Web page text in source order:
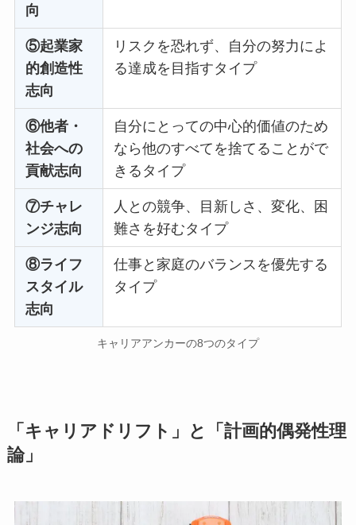
向
⑤起業家
的創造性
志向
リスクを恐れず、自分の努力によ
る達成を目指すタイプ
⑥他者・
社会への
貢献志向
自分にとっての中心的価値のため
なら他のすべてを捨てることがで
きるタイプ
⑦チャレ
ンジ志向
人との競争、目新しさ、変化、困
難さを好むタイプ
⑧ライフ
スタイル
志向
仕事と家庭のバランスを優先する
タイプ
キャリアアンカーの8つのタイプ
「キャリアドリフト」と「計画的偶発性理
論」